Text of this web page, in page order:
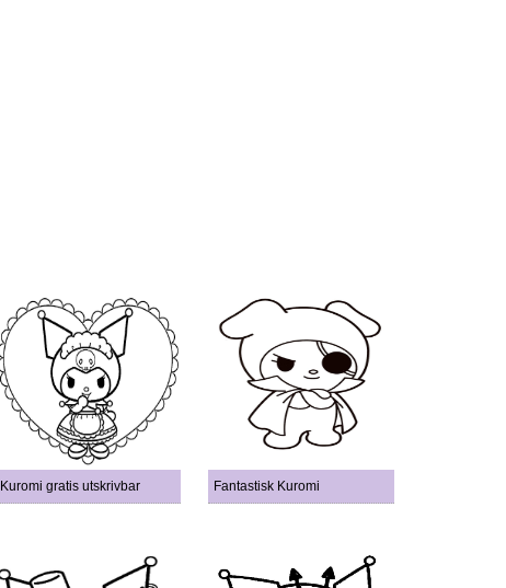
Kuromi gratis utskrivbar Fantastisk Kuromi